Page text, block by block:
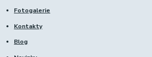
Fotogalerie
Kontakty
Blog